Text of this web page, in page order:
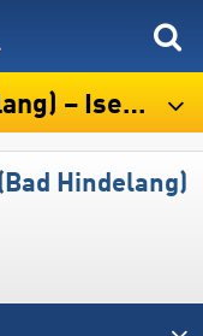
– Iseler
Hindelang)